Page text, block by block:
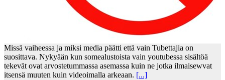
Missä vaiheessa ja miksi media päätti että vain Tubettajia on
suosittava. Nykyään kun somealustoista vain youtubessa sisältöä
tekevät ovat arvostetummassa asemassa kuin ne jotka ilmaisewvat
itsensä muuten kuin videoimalla arkeaan. [...]